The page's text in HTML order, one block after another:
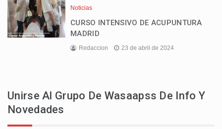
Noticias
CURSO INTENSIVO DE ACUPUNTURA
MADRID
Redaccion 23 de abril de 2024
Unirse Al Grupo De Wasaapss De Info Y
Novedades